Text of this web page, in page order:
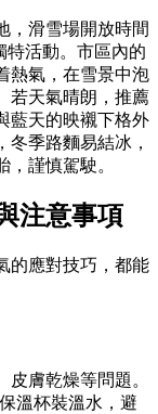
，滑雪場開放時間
特活動。市區內的
熱氣，在雪景中泡
若天氣晴朗，推薦
藍天的映襯下格外
季路麵易結冰，
謹慎駕駛。
注意事項
的應對技巧，都能
膚乾燥等問題。
溫杯裝溫水，避